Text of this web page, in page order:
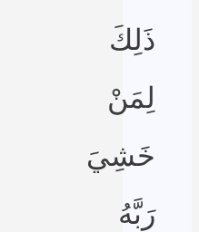
ذَلِكَ
لِمَنْ
خَشِيَ
رَبَّهُ